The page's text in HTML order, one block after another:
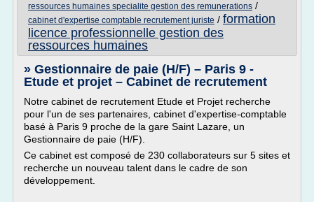
ressources humaines specialite gestion des remunerations /
cabinet d'expertise comptable recrutement juriste / formation
licence professionnelle gestion des
ressources humaines
» Gestionnaire de paie (H/F) – Paris 9 -
Etude et projet – Cabinet de recrutement
Notre cabinet de recrutement Etude et Projet recherche
pour l'un de ses partenaires, cabinet d'expertise-comptable
basé à Paris 9 proche de la gare Saint Lazare, un
Gestionnaire de paie (H/F).
Ce cabinet est composé de 230 collaborateurs sur 5 sites et
recherche un nouveau talent dans le cadre de son
développement.